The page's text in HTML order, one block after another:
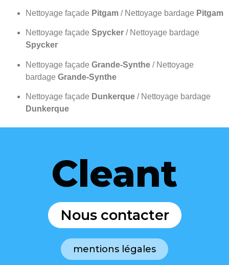
Nettoyage façade Pitgam / Nettoyage bardage Pitgam
Nettoyage façade Spycker / Nettoyage bardage
Spycker
Nettoyage façade Grande-Synthe / Nettoyage
bardage Grande-Synthe
Nettoyage façade Dunkerque / Nettoyage bardage
Dunkerque
Cleant
Nous contacter
mentions légales